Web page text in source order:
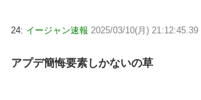
24: イージャン速報 2025/03/10(月) 21:12:45.39
アプデ簡悔要素しかないの草